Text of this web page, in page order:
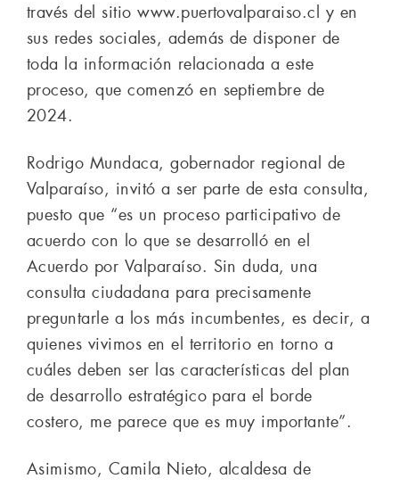
través del sitio www.puertovalparaiso.cl y en
sus redes sociales, además de disponer de
toda la información relacionada a este
proceso, que comenzó en septiembre de
2024.
Rodrigo Mundaca, gobernador regional de
Valparaíso, invitó a ser parte de esta consulta,
puesto que “es un proceso participativo de
acuerdo con lo que se desarrolló en el
Acuerdo por Valparaíso. Sin duda, una
consulta ciudadana para precisamente
preguntarle a los más incumbentes, es decir, a
quienes vivimos en el territorio en torno a
cuáles deben ser las características del plan
de desarrollo estratégico para el borde
costero, me parece que es muy importante”.
Asimismo, Camila Nieto, alcaldesa de